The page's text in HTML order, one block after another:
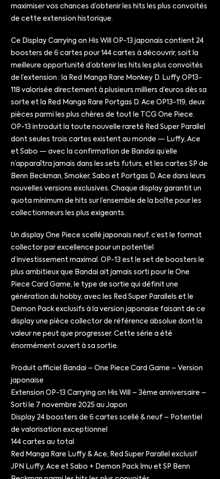
maximiser vos chances d’obtenir les hits les plus convoités
de cette extension historique.
Ce Display Carrying on His Will OP-13 japonais contient 24
boosters de 6 cartes pour 144 cartes à découvrir, soit la
meilleure opportunité d’obtenir les hits les plus convoités
de l’extension : la Red Manga Rare Monkey D. Luffy OP13-
118 valorisée directement à plusieurs milliers d’euros dès sa
sorte et la Red Manga Rare Portgas D. Ace OP13-119, deux
pièces parmi les plus chères de tout le TCG One Piece.
OP-13 introduit la toute nouvelle rareté Red Super Parallel
dont seules trois cartes existent au monde — Luffy, Ace
et Sabo — avec la confirmation de Bandai qu’elle
n’apparaîtra jamais dans les sets futurs, et les cartes SP de
Benn Beckman, Smoker, Sabo et Portgas D. Ace dans leurs
nouvelles versions exclusives. Chaque display garantit un
quota minimum de hits sur l’ensemble de la boîte pour les
collectionneurs les plus exigeants.
Un display One Piece scellé japonais neuf, c’est le format
collector par excellence pour un potentiel
d’investissement maximal. OP-13 est le set de boosters le
plus ambitieux que Bandai ait jamais sorti pour le One
Piece Card Game, le type de sortie qui définit une
génération du hobby, avec les Red Super Parallels et le
Demon Pack exclusifs à la version japonaise faisant de ce
display une pièce collector de référence absolue dont la
valeur ne peut que progresser. Cette série a été
énormément ouvert à sa sortie.
Produit officiel Bandai – One Piece Card Game – Version
japonaise
Extension OP-13 Carrying on His Will – 3ème anniversaire –
Sorti le 7 novembre 2025 au Japon
Display 24 boosters de 6 cartes scellé & neuf – Potentiel
de valorisation exceptionnel
144 cartes au total
Red Manga Rare Luffy & Ace, Red Super Parallel exclusif
JPN Luffy, Ace et Sabo + Demon Pack Imu et SP Benn